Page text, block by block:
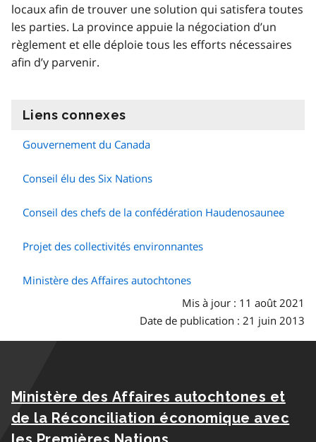
locaux afin de trouver une solution qui satisfera toutes
les parties. La province appuie la négociation d’un
règlement et elle déploie tous les efforts nécessaires
afin d’y parvenir.
Liens connexes
Gouvernement du Canada
Conseil élu des Six Nations
Conseil des chefs de la confédération Haudenosaunee
Projet des collectivités environnantes
Ministère des Affaires autochtones
Mis à jour : 11 août 2021
Date de publication : 21 juin 2013
Ministère des Affaires autochtones et
de la Réconciliation économique avec